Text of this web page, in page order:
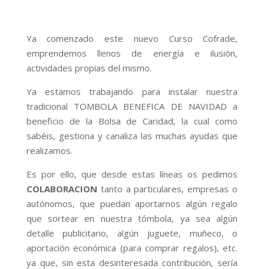
Ya comenzado este nuevo Curso Cofrade,
emprendemos llenos de energía e ilusión,
actividades propias del mismo.
Ya estamos trabajando para instalar nuestra
tradicional TOMBOLA BENEFICA DE NAVIDAD a
beneficio de la Bolsa de Caridad, la cual como
sabéis, gestiona y canaliza las muchas ayudas que
realizamos.
Es por ello, que desde estas líneas os pedimos
COLABORACION tanto a particulares, empresas o
autónomos, que puedan aportarnos algún regalo
que sortear en nuestra tómbola, ya sea algún
detalle publicitario, algún juguete, muñeco, o
aportación económica (para comprar regalos), etc.
ya que, sin esta desinteresada contribución, sería